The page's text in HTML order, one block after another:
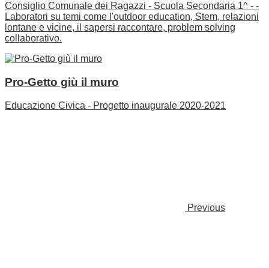
Consiglio Comunale dei Ragazzi - Scuola Secondaria 1^ - -
Laboratori su temi come l'outdoor education, Stem, relazioni
lontane e vicine, il sapersi raccontare, problem solving
collaborativo.
Pro-Getto giù il muro
Educazione Civica - Progetto inaugurale 2020-2021
Previous